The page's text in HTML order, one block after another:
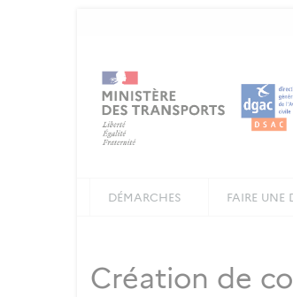
DÉMARCHES FAIRE UNE
Création de